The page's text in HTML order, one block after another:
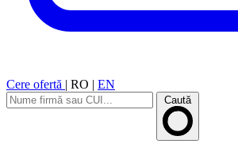
Cere ofertă | RO | EN
Caută